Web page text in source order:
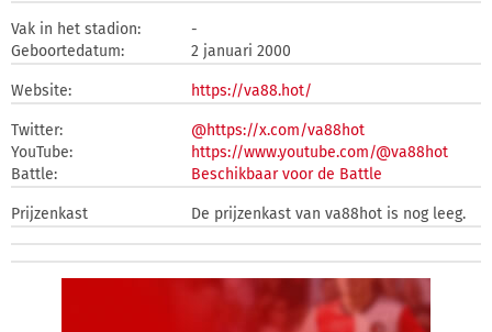
Vak in het stadion:
-
Geboortedatum:
2 januari 2000
Website: https://va88.hot/
Twitter:
@https://x.com/va88hot
YouTube:
https://www.youtube.com/@va88hot
Battle:
Beschikbaar voor de Battle
Prijzenkast De prijzenkast van va88hot is nog leeg.